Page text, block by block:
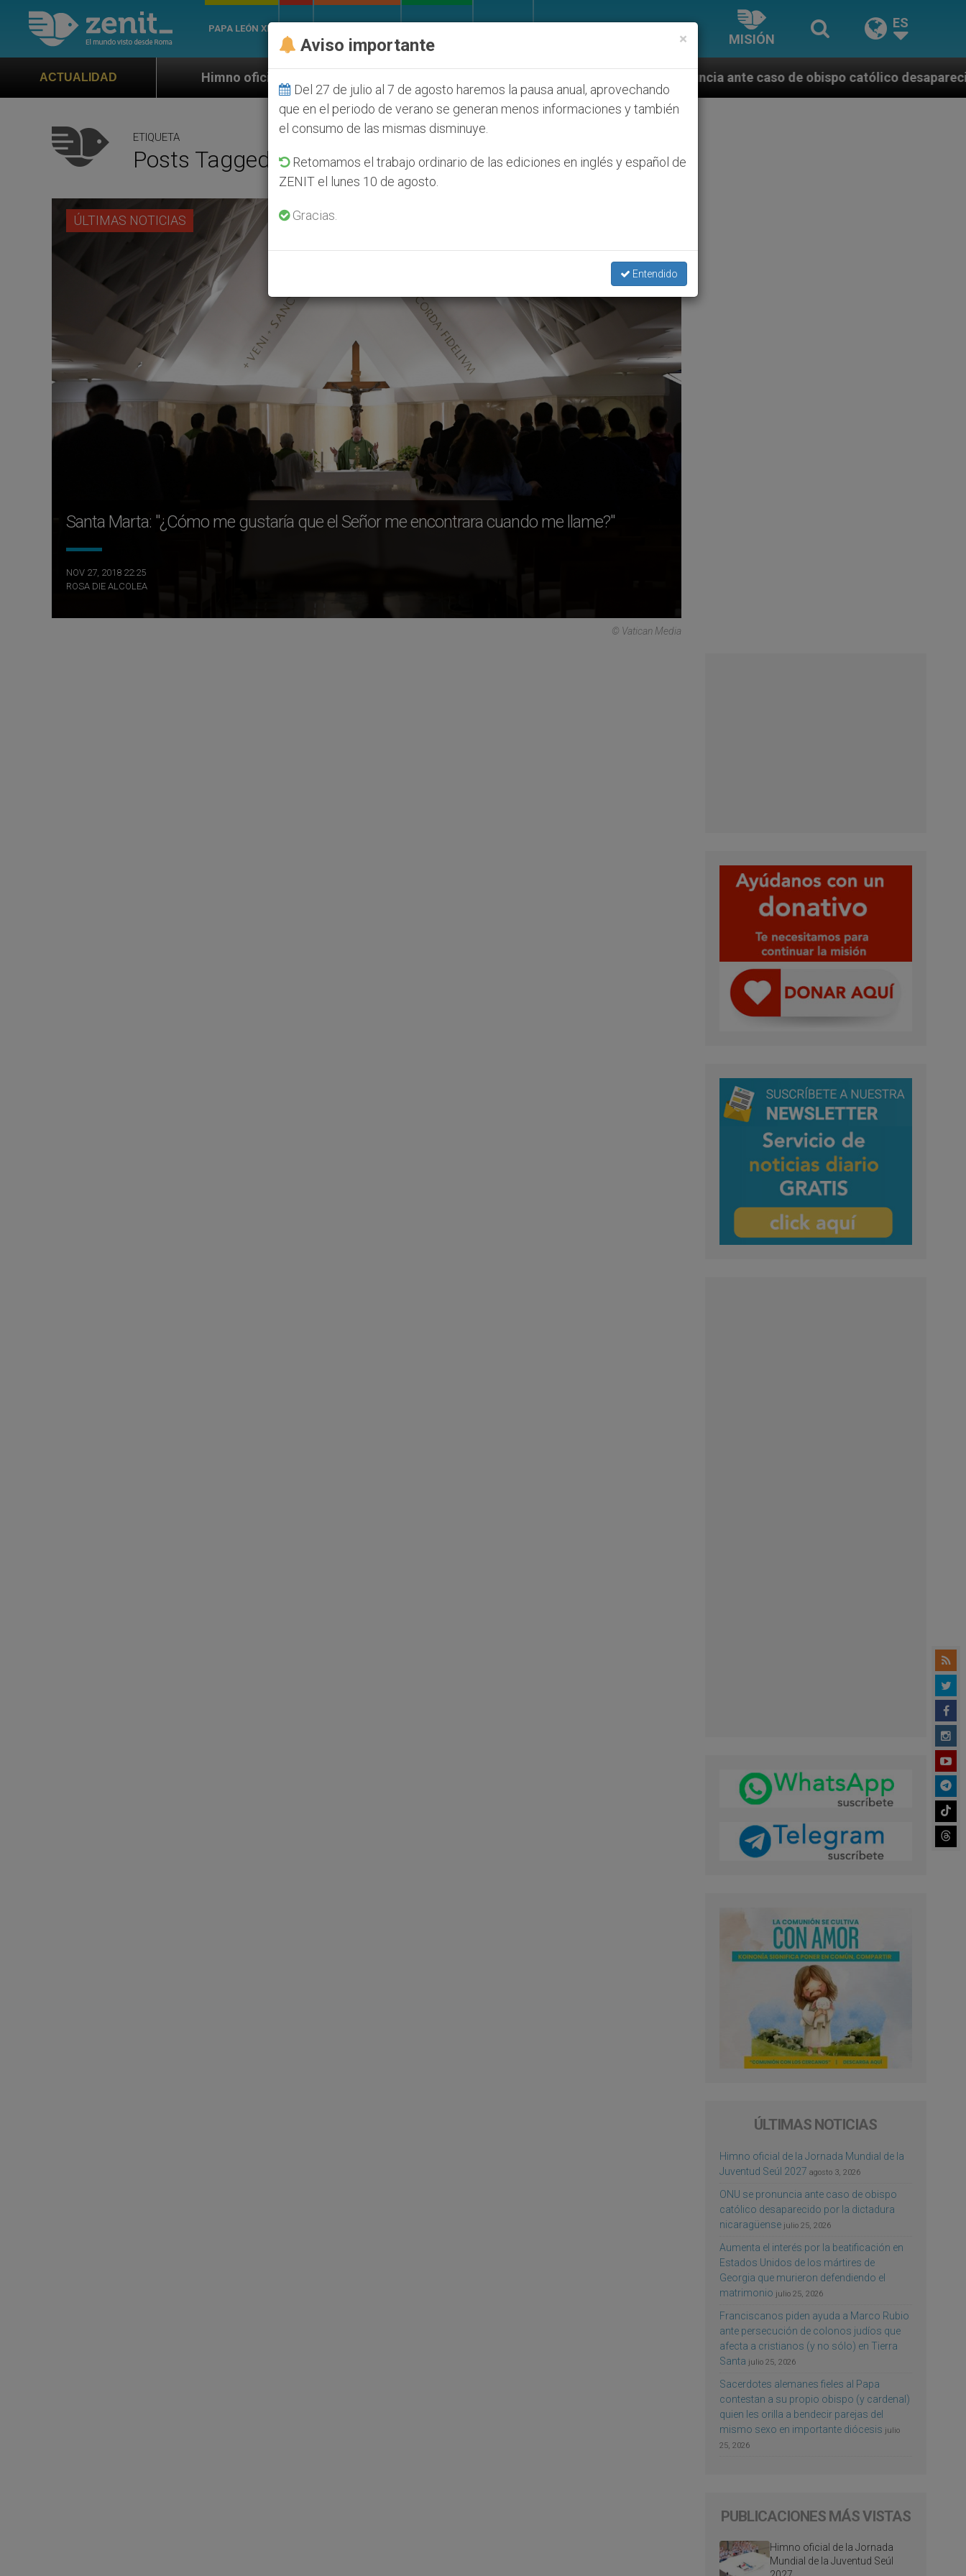
PAPA LEÓN XIV
MISIÓN
ES
ACTUALIDAD
Himno oficial de la Jornada Mundial de la Juventud Seúl 2027 ONU se pronuncia ante caso de obispo católico desaparecido por la dictadura
ETIQUETA
Posts Tagged ‘fin De La Vida’
ÚLTIMAS NOTICIAS
Santa Marta: "¿Cómo me gustaría que el Señor me encontrara cuando me llame?"
NOV 27, 2018 22:25
ROSA DIE ALCOLEA
© Vatican Media
ÚLTIMAS NOTICIAS
Himno oficial de la Jornada Mundial de la
Juventud Seúl 2027 agosto 3, 2026
ONU se pronuncia ante caso de obispo
católico desaparecido por la dictadura
nicaragüense julio 25, 2026
Aumenta el interés por la beatificación en
Estados Unidos de los mártires de
Georgia que murieron defendiendo el
matrimonio julio 25, 2026
Franciscanos piden ayuda a Marco Rubio
ante persecución de colonos judíos que
afecta a cristianos (y no sólo) en Tierra
Santa julio 25, 2026
Sacerdotes alemanes fieles al Papa
contestan a su propio obispo (y cardenal)
quien les orilla a bendecir parejas del
mismo sexo en importante diócesis julio
25, 2026
PUBLICACIONES MÁS VISTAS
Himno oficial de la Jornada
Mundial de la Juventud Seúl
×
Aviso importante
Del 27 de julio al 7 de agosto haremos la pausa anual, aprovechando
que en el periodo de verano se generan menos informaciones y también
el consumo de las mismas disminuye.
Retomamos el trabajo ordinario de las ediciones en inglés y español de
ZENIT el lunes 10 de agosto.
Gracias.
Entendido